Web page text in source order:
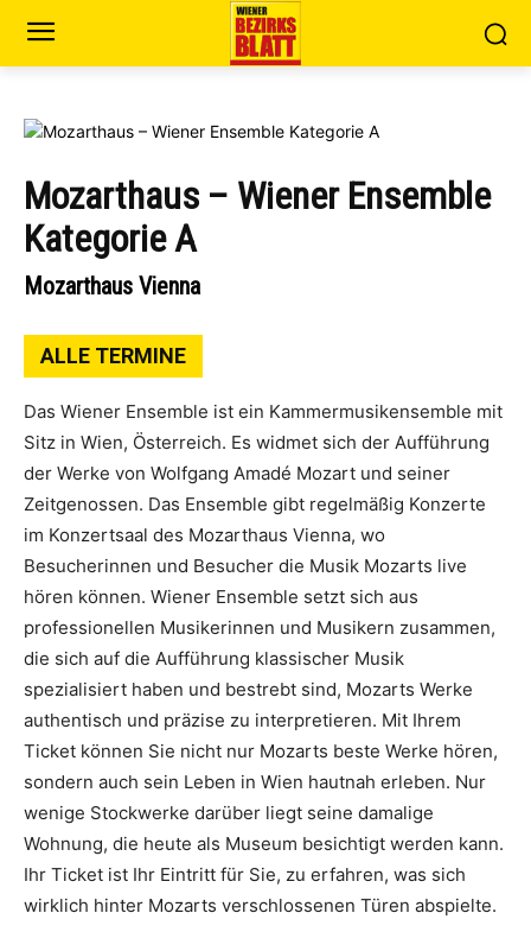
Mozarthaus – Wiener Ensemble
Kategorie A
Mozarthaus Vienna
ALLE TERMINE
Das Wiener Ensemble ist ein Kammermusikensemble mit
Sitz in Wien, Österreich. Es widmet sich der Aufführung
der Werke von Wolfgang Amadé Mozart und seiner
Zeitgenossen. Das Ensemble gibt regelmäßig Konzerte
im Konzertsaal des Mozarthaus Vienna, wo
Besucherinnen und Besucher die Musik Mozarts live
hören können. Wiener Ensemble setzt sich aus
professionellen Musikerinnen und Musikern zusammen,
die sich auf die Aufführung klassischer Musik
spezialisiert haben und bestrebt sind, Mozarts Werke
authentisch und präzise zu interpretieren. Mit Ihrem
Ticket können Sie nicht nur Mozarts beste Werke hören,
sondern auch sein Leben in Wien hautnah erleben. Nur
wenige Stockwerke darüber liegt seine damalige
Wohnung, die heute als Museum besichtigt werden kann.
Ihr Ticket ist Ihr Eintritt für Sie, zu erfahren, was sich
wirklich hinter Mozarts verschlossenen Türen abspielte.